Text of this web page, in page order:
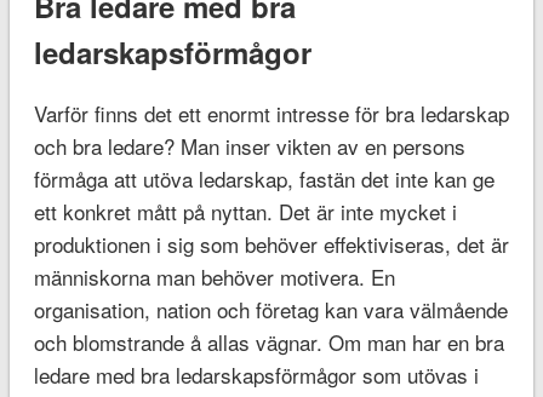
ledarskapsförmågor
Varför finns det ett enormt intresse för bra ledarskap
och bra ledare? Man inser vikten av en persons
förmåga att utöva ledarskap, fastän det inte kan ge
ett konkret mått på nyttan. Det är inte mycket i
produktionen i sig som behöver effektiviseras, det är
människorna man behöver motivera. En
organisation, nation och företag kan vara välmående
och blomstrande å allas vägnar. Om man har en bra
ledare med bra ledarskapsförmågor som utövas i